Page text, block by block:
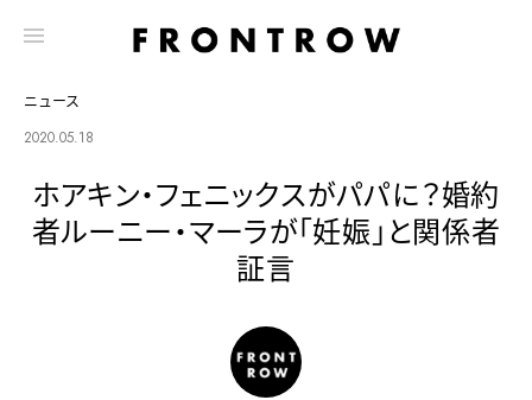
ニュース
2020.05.18
ホアキン・フェニックスがパパに？婚約
者ルーニー・マーラが「妊娠」と関係者
証言